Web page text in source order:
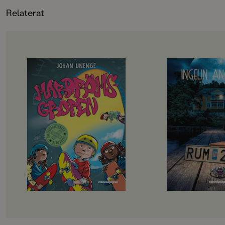
Relaterat
OM BOKEN
Rillo och hans kompisar i
Skateboardklubben Blåmärket har
en plan: att bli stans coolaste
skejtare. De har gjort en lista på
svåra skejtgrejer som de måste klara
av, målet är att till sist klara av
Mardrömsgropen, skateparkens
största utmaning. Problemet är
bara att ingen av dem riktigt vågar
… Samtidigt dyker en tjej på
sparkcykel upp i kvarteret. Hon
plaskar genom vattenpölar, skrattar
högt och verkar ha hur roligt som
OM BOKEN
”Välskriven,
och trovärdig”
Dagens Nyheter
Det börjar som en
med bad och sol
men snart börjar
hända. Varför
konstiga saker i
som Meja, Bea och
kollot. Varför
saker på nätterna?
gå upp alldeles av
vem är den